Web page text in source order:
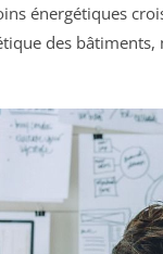
énergétiques
des